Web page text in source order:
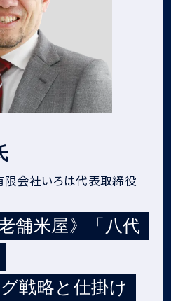
限会社いろは代表取締役
舗米屋》「八代
戦略と仕掛け